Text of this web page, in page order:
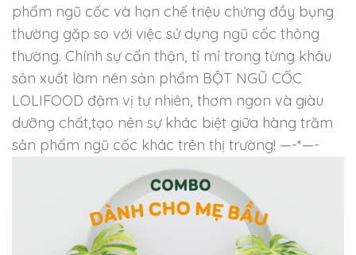
phẩm ngũ cốc và hạn chế triệu chứng đầy bụng
thường gặp so với việc sử dụng ngũ cốc thông
thường. Chính sự cẩn thận, tỉ mỉ trong từng khâu
sản xuất làm nên sản phẩm BỘT NGŨ CỐC
LOLIFOOD đậm vị tự nhiên, thơm ngon và giàu
dưỡng chất,tạo nên sự khác biệt giữa hàng trăm
sản phẩm ngũ cốc khác trên thị trường! —-*—-